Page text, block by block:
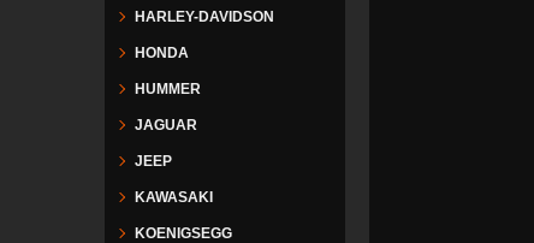
HARLEY-DAVIDSON
HONDA
HUMMER
JAGUAR
JEEP
KAWASAKI
KOENIGSEGG